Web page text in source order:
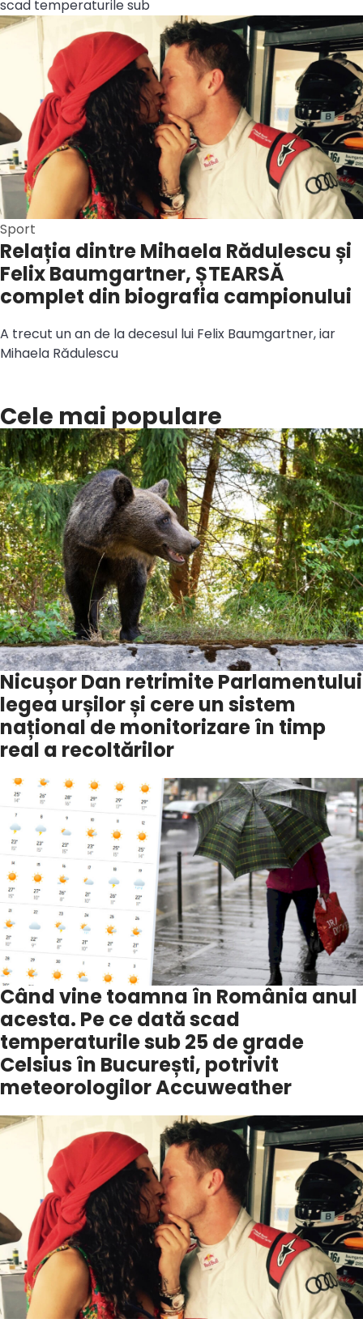
scad temperaturile sub
Sport
Relația dintre Mihaela Rădulescu și
Felix Baumgartner, ȘTEARSĂ
complet din biografia campionului
A trecut un an de la decesul lui Felix Baumgartner, iar
Mihaela Rădulescu
Cele mai populare
Nicușor Dan retrimite Parlamentului
legea urșilor și cere un sistem
național de monitorizare în timp
real a recoltărilor
Când vine toamna în România anul
acesta. Pe ce dată scad
temperaturile sub 25 de grade
Celsius în București, potrivit
meteorologilor Accuweather